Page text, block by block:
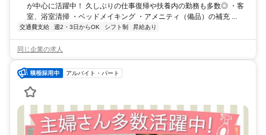
が中心に活躍中！ 久しぶりの仕事復帰や扶養内の勤務も多数◎ ・客
室、浴室清掃 ・ベッドメイキング ・アメニティ（備品）の補充 ...
交通費支給 週2・3日からOK シフト制 昇給あり
同じ企業の求人
アルバイト・パート